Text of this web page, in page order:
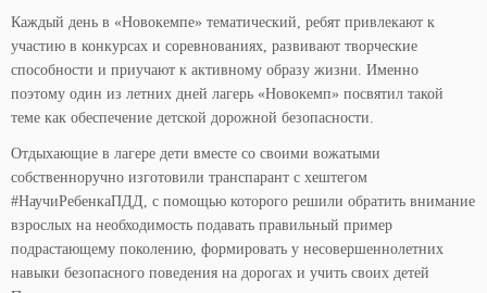
Каждый день в «Новокемпе» тематический, ребят привлекают к
участию в конкурсах и соревнованиях, развивают творческие
способности и приучают к активному образу жизни. Именно
поэтому один из летних дней лагерь «Новокемп» посвятил такой
теме как обеспечение детской дорожной безопасности.
Отдыхающие в лагере дети вместе со своими вожатыми
собственноручно изготовили транспарант с хештегом
#НаучиРебенкаПДД, с помощью которого решили обратить внимание
взрослых на необходимость подавать правильный пример
подрастающему поколению, формировать у несовершеннолетних
навыки безопасного поведения на дорогах и учить своих детей